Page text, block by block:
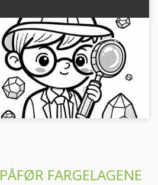
Forstørrelsesglass for en
geolog fargeleggingsmal for
utskrift og
nettfargelegging
Last ned vårt gratis maleri av en
geolog-lupe. Last det ned
umiddelbart og oppdag geologien!...
PÅFØR FARGELAGENE